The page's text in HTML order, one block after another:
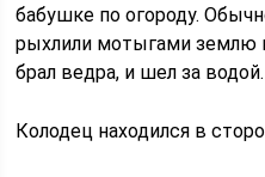
бабушке по огороду.
рыхлили мотыгами землю
брал ведра, и шел за водой.
Колодец находился в